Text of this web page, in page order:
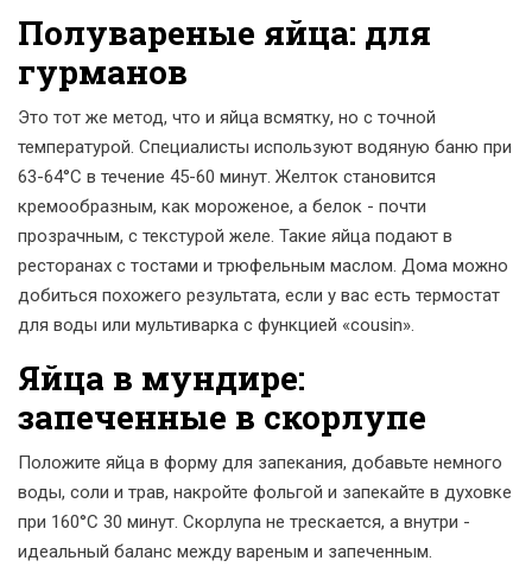
Полувареные яйца: для
гурманов
Это тот же метод, что и яйца всмятку, но с точной
температурой. Специалисты используют водяную баню при
63-64°C в течение 45-60 минут. Желток становится
кремообразным, как мороженое, а белок - почти
прозрачным, с текстурой желе. Такие яйца подают в
ресторанах с тостами и трюфельным маслом. Дома можно
добиться похожего результата, если у вас есть термостат
для воды или мультиварка с функцией «сousin».
Яйца в мундире:
запеченные в скорлупе
Положите яйца в форму для запекания, добавьте немного
воды, соли и трав, накройте фольгой и запекайте в духовке
при 160°C 30 минут. Скорлупа не трескается, а внутри -
идеальный баланс между вареным и запеченным.